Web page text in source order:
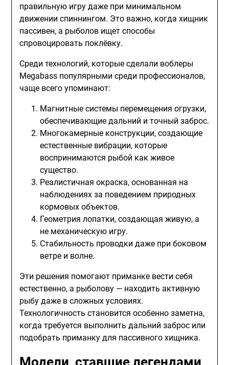
правильную игру даже при минимальном
движении спиннингом. Это важно, когда хищник
пассивен, а рыболов ищет способы
спровоцировать поклёвку.
Среди технологий, которые сделали воблеры
Megabass популярными среди профессионалов,
чаще всего упоминают:
Магнитные системы перемещения огрузки,
обеспечивающие дальний и точный заброс.
Многокамерные конструкции, создающие
естественные вибрации, которые
воспринимаются рыбой как живое
существо.
Реалистичная окраска, основанная на
наблюдениях за поведением природных
кормовых объектов.
Геометрия лопатки, создающая живую, а
не механическую игру.
Стабильность проводки даже при боковом
ветре и волне.
Эти решения помогают приманке вести себя
естественно, а рыболову — находить активную
рыбу даже в сложных условиях.
Технологичность становится особенно заметна,
когда требуется выполнить дальний заброс или
подобрать приманку для пассивного хищника.